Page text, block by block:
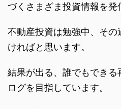
づくさまざま投資情報を発
不動産投資は勉強中、そ
ければと思います。
結果が出る、誰でもでき
ログを目指しています。